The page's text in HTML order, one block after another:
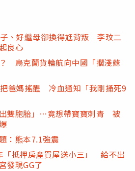
、好繼母卻換得尪背叛 李玟二
良心
烏克蘭貨輪航向中國「擱淺蘇
爸媽搖醒 冷血通知「我剛捅死9
雙胞胎」…竟想帶寶寶刺青 被
：熊本7.1強震
「抵押房產買屋送小三」 給不出
發現GG了